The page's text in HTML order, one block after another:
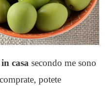
casa secondo me sono
potete